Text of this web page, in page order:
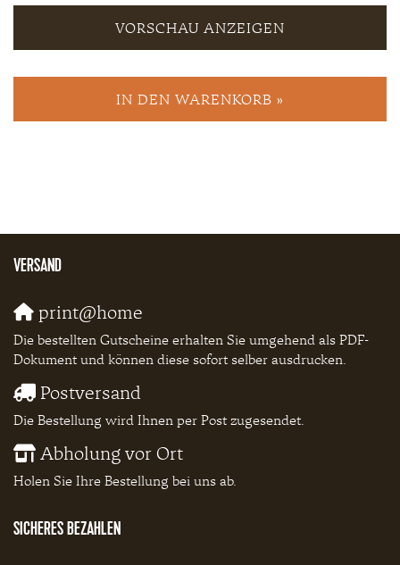
VORSCHAU ANZEIGEN
IN DEN WARENKORB »
VERSAND
print@home
Die bestellten Gutscheine erhalten Sie umgehend als PDF-
Dokument und können diese sofort selber ausdrucken.
Postversand
Die Bestellung wird Ihnen per Post zugesendet.
Abholung vor Ort
Holen Sie Ihre Bestellung bei uns ab.
SICHERES BEZAHLEN